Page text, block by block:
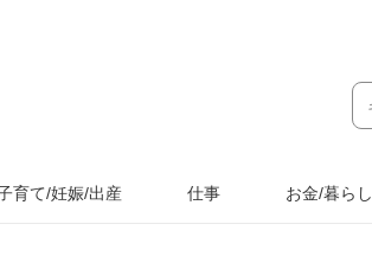
育て/妊娠/出産 仕事 お金/暮らし